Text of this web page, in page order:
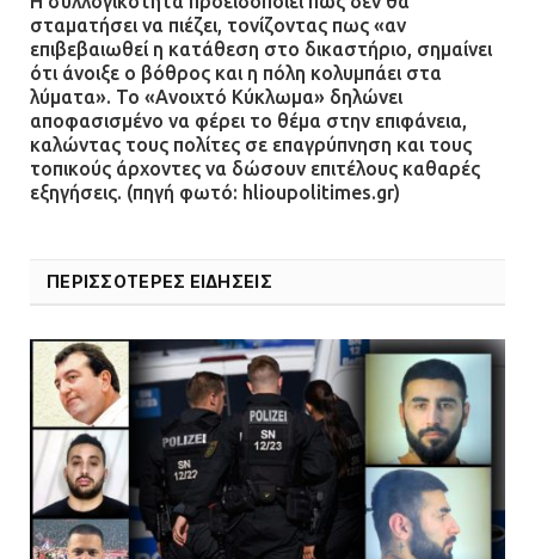
σταματήσει να πιέζει, τονίζοντας πως «αν
επιβεβαιωθεί η κατάθεση στο δικαστήριο, σημαίνει
ότι άνοιξε ο βόθρος και η πόλη κολυμπάει στα
λύματα». Το «Ανοιχτό Κύκλωμα» δηλώνει
αποφασισμένο να φέρει το θέμα στην επιφάνεια,
καλώντας τους πολίτες σε επαγρύπνηση και τους
τοπικούς άρχοντες να δώσουν επιτέλους καθαρές
εξηγήσεις. (πηγή φωτό: hlioupolitimes.gr)
ΠΕΡΙΣΣΟΤΕΡΕΣ ΕΙΔΗΣΕΙΣ